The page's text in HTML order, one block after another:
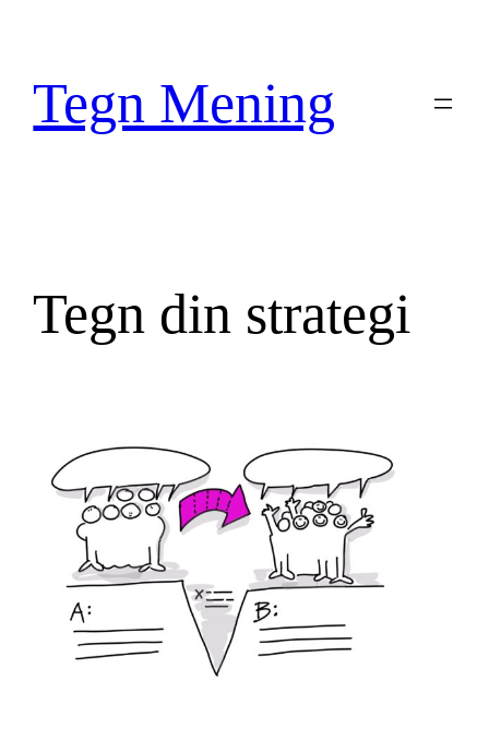
indhold
Tegn Mening
Tegn din strategi